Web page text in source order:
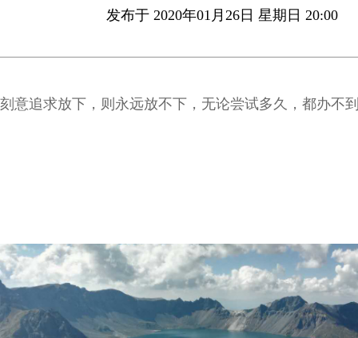
发布于 2020年01月26日 星期日 20:00
刻意追求放下，则永远放不下，无论尝试多久，都办不